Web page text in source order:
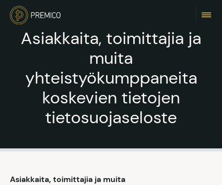
Asiakkaita, toimittajia ja
muita
yhteistyökumppaneita
koskevien tietojen
tietosuojaseloste
Asiakkaita, toimittajia ja muita